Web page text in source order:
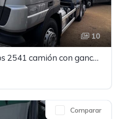
10
Mercedes-Benz Actros 2541 camión con gancho
Comparar